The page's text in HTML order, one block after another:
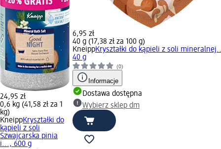
24,95 zł
0,6 kg (41,58 zł za 1
kg)
KneippKryształki do
kąpieli z soli
Szwajcarska pinia
i..., 600 g
6,95 zł
40 g (17,38 zł za 100 g)
KneippKryształki do kąpieli z soli
40 g
(0)
Informacje
Dostawa dostępna
Wybierz sklep dm